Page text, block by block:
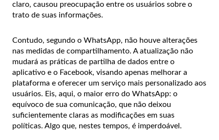
claro, causou preocupação entre os usuários sobre o
trato de suas informações.
Contudo, segundo o WhatsApp, não houve alterações
nas medidas de compartilhamento. A atualização não
mudará as práticas de partilha de dados entre o
aplicativo e o Facebook, visando apenas melhorar a
plataforma e oferecer um serviço mais personalizado aos
usuários. Eis, aqui, o maior erro do WhatsApp: o
equívoco de sua comunicação, que não deixou
suficientemente claras as modificações em suas
políticas. Algo que, nestes tempos, é imperdoável.